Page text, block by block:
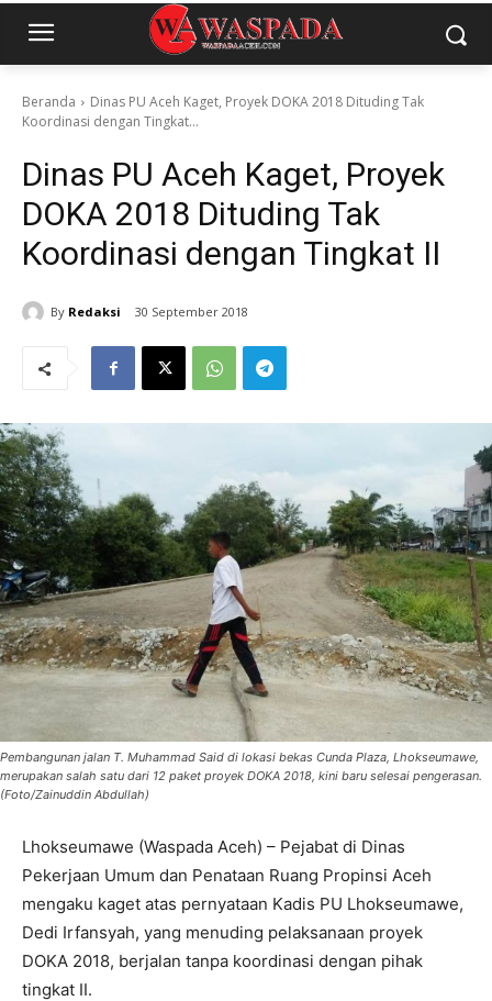
Beranda
Dinas PU Aceh Kaget, Proyek DOKA 2018 Dituding Tak
Koordinasi dengan Tingkat...
Dinas PU Aceh Kaget, Proyek
DOKA 2018 Dituding Tak
Koordinasi dengan Tingkat II
By Redaksi 30 September 2018
Pembangunan jalan T. Muhammad Said di lokasi bekas Cunda Plaza, Lhokseumawe,
merupakan salah satu dari 12 paket proyek DOKA 2018, kini baru selesai pengerasan.
(Foto/Zainuddin Abdullah)
Lhokseumawe (Waspada Aceh) – Pejabat di Dinas
Pekerjaan Umum dan Penataan Ruang Propinsi Aceh
mengaku kaget atas pernyataan Kadis PU Lhokseumawe,
Dedi Irfansyah, yang menuding pelaksanaan proyek
DOKA 2018, berjalan tanpa koordinasi dengan pihak
tingkat II.